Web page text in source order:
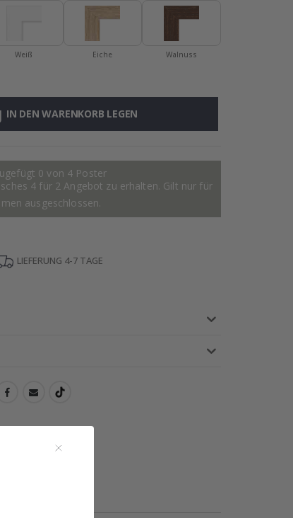
Weiß Eiche Walnuss
IN DEN WARENKORB LEGEN
0 von 4 Poster
4 für 2 Angebot zu erhalten. Gilt nur für
ausgeschlossen.
LIEFERUNG 4-7 TAGE